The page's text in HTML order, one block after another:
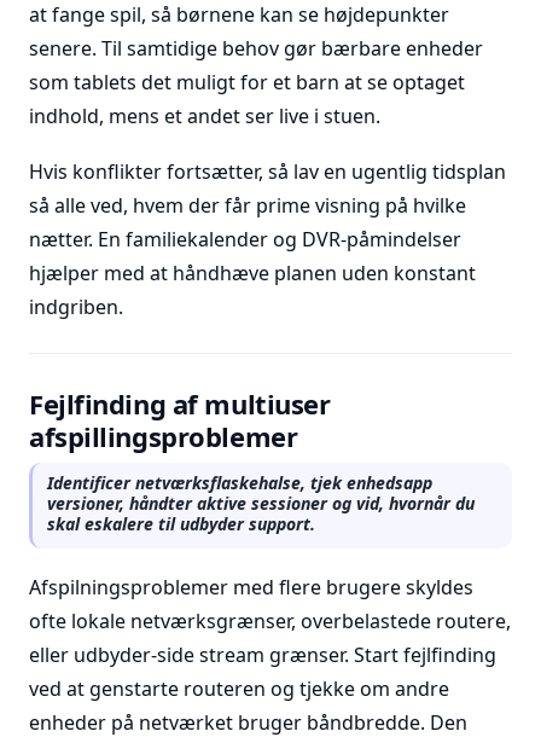
at fange spil, så børnene kan se højdepunkter
senere. Til samtidige behov gør bærbare enheder
som tablets det muligt for et barn at se optaget
indhold, mens et andet ser live i stuen.
Hvis konflikter fortsætter, så lav en ugentlig tidsplan
så alle ved, hvem der får prime visning på hvilke
nætter. En familiekalender og DVR-påmindelser
hjælper med at håndhæve planen uden konstant
indgriben.
Fejlfinding af multiuser
afspillingsproblemer
Identificer netværksflaskehalse, tjek enhedsapp
versioner, håndter aktive sessioner og vid, hvornår du
skal eskalere til udbyder support.
Afspilningsproblemer med flere brugere skyldes
ofte lokale netværksgrænser, overbelastede routere,
eller udbyder-side stream grænser. Start fejlfinding
ved at genstarte routeren og tjekke om andre
enheder på netværket bruger båndbredde. Den